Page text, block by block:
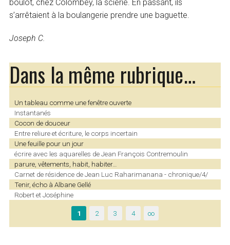
boulot, chez Colombey, la scierie. En passant, ils
s’arrêtaient à la boulangerie prendre une baguette.
Joseph C.
Dans la même rubrique…
Un tableau comme une fenêtre ouverte
Instantanés
Cocon de douceur
Entre reliure et écriture, le corps incertain
Une feuille pour un jour
écrire avec les aquarelles de Jean François Contremoulin
parure, vêtements, habit, habiter…
Carnet de résidence de Jean Luc Raharimanana - chronique/4/
Tenir, écho à Albane Gellé
Robert et Joséphine
1 2 3 4 ∞